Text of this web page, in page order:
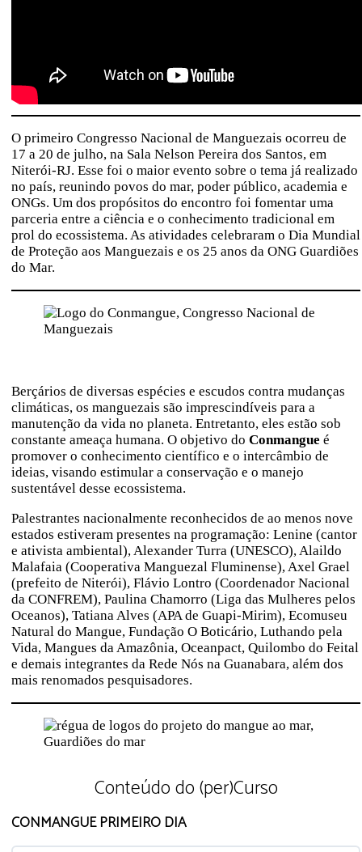
O primeiro Congresso Nacional de Manguezais ocorreu de
17 a 20 de julho, na Sala Nelson Pereira dos Santos, em
Niterói-RJ. Esse foi o maior evento sobre o tema já realizado
no país, reunindo povos do mar, poder público, academia e
ONGs. Um dos propósitos do encontro foi fomentar uma
parceria entre a ciência e o conhecimento tradicional em
prol do ecossistema. As atividades celebraram o Dia Mundial
de Proteção aos Manguezais e os 25 anos da ONG Guardiões
do Mar.
Berçários de diversas espécies e escudos contra mudanças
climáticas, os manguezais são imprescindíveis para a
manutenção da vida no planeta. Entretanto, eles estão sob
constante ameaça humana. O objetivo doConmangue é
promover o conhecimento científico e o intercâmbio de
ideias, visando estimular a conservação e o manejo
sustentável desse ecossistema.
Palestrantes nacionalmente reconhecidos de ao menos nove
estados estiveram presentes na programação: Lenine (cantor
e ativista ambiental), Alexander Turra (UNESCO), Alaildo
Malafaia (Cooperativa Manguezal Fluminense), Axel Grael
(prefeito de Niterói), Flávio Lontro (Coordenador Nacional
da CONFREM), Paulina Chamorro (Liga das Mulheres pelos
Oceanos), Tatiana Alves (APA de Guapi-Mirim), Ecomuseu
Natural do Mangue, Fundação O Boticário, Luthando pela
Vida, Mangues da Amazônia, Oceanpact, Quilombo do Feital
e demais integrantes da Rede Nós na Guanabara, além dos
mais renomados pesquisadores.
Conteúdo do (per)Curso
CONMANGUE PRIMEIRO DIA